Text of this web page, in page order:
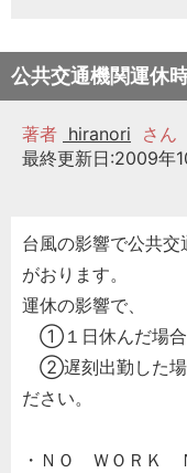
公共交通機関運休
著者 hiranori
さん
最終更新日:2009年
台風の影響で公共
がおります。
運休の影響で、
①１日休んだ場合
②遅刻出勤した
ださい。
・ＮＯ ＷＯＲＫ